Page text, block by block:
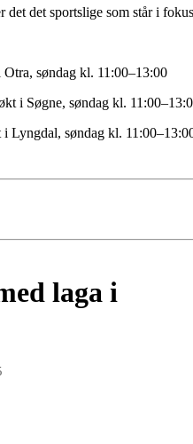
det det sportslige som står i
søndag kl. 11:00–13:00
i Søgne, søndag kl.
Lyngdal, søndag kl.
laga i